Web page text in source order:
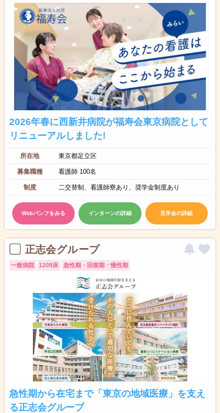
2026年春に西新井病院が福寿会東京病院として
リニューアルしました!
所在地 東京都足立区
募集職種 看護師 100名
制度 二交替制、看護師寮あり、奨学金制度あり
Webパンフをみる インターンの詳細 見学会の詳細
正志会グループ
一般病院 1209床 急性期・回復期・慢性期
急性期から在宅まで「東京の地域医療」を支え
る正志会グループ